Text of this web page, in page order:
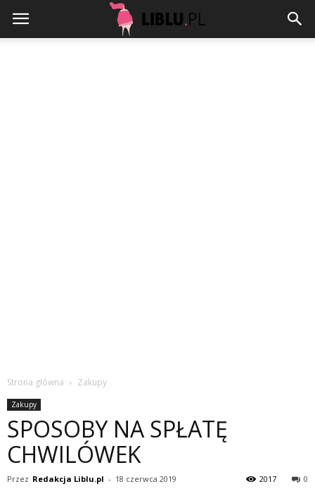
Strona główna Zakupy
Zakupy
SPOSOBY NA SPŁATĘ
CHWILÓWEK
Przez Redakcja Liblu.pl - 18 czerwca 2019 0
2017